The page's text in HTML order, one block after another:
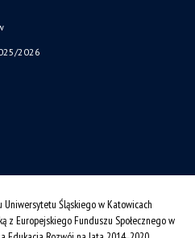
2026
Śląskiego w Katowicach
z Europejskiego Funduszu Społecznego w